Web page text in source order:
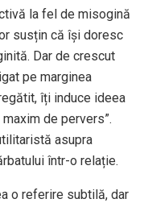
la fel de misogină
susțin că își doresc
Dar de crescut
pe marginea
îți induce ideea
de pervers”.
asupra
într-o relație.
o referire subtilă, dar